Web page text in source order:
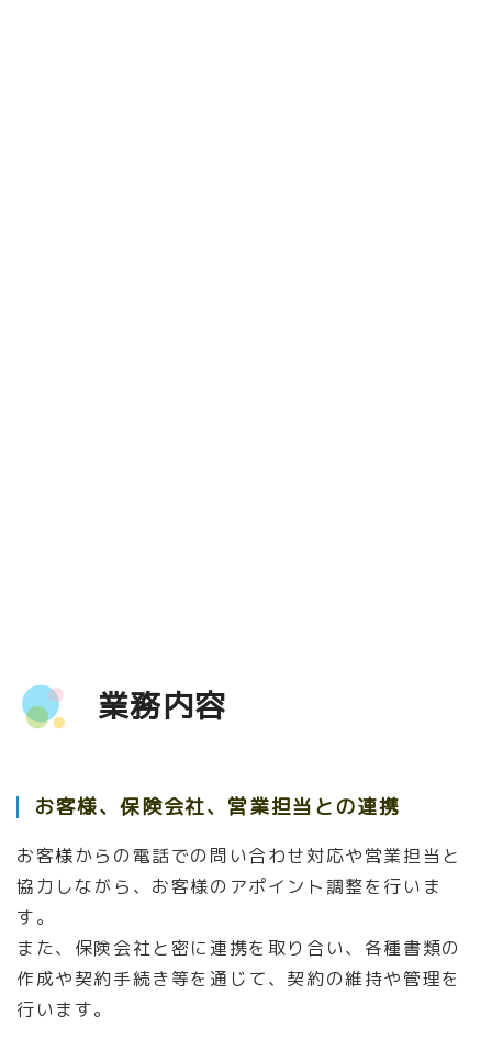
親切できめ細かな対応を行います
業務内容
お客様、保険会社、営業担当との連携
お客様からの電話での問い合わせ対応や営業担当と
協力しながら、お客様のアポイント調整を行いま
す。
また、保険会社と密に連携を取り合い、各種書類の
作成や契約手続き等を通じて、 契約の維持や管理を
行います。